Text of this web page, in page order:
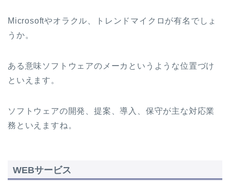
Microsoftやオラクル、トレンドマイクロが有名でしょ
うか。
ある意味ソフトウェアのメーカというような位置づけ
といえます。
ソフトウェアの開発、提案、導入、保守が主な対応業
務といえますね。
WEBサービス